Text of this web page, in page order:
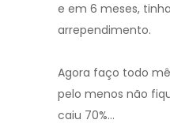
e em 6 meses, tinha
arrependimento.
Agora faço todo
pelo menos não
caiu 70%...